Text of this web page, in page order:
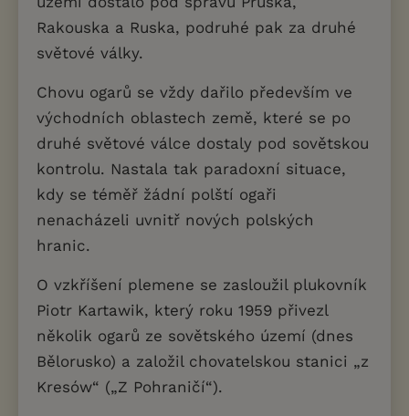
Rakouska a Ruska, podruhé pak za druhé
světové války.
Chovu ogarů se vždy dařilo především ve
východních oblastech země, které se po
druhé světové válce dostaly pod sovětskou
kontrolu. Nastala tak paradoxní situace,
kdy se téměř žádní polští ogaři
nenacházeli uvnitř nových polských
hranic.
O vzkříšení plemene se zasloužil plukovník
Piotr Kartawik, který roku 1959 přivezl
několik ogarů ze sovětského území (dnes
Bělorusko) a založil chovatelskou stanici „z
Kresów“ („Z Pohraničí“).